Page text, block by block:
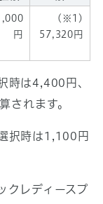
円
(※1)
57,320円
時は4,400円、
されます。
択時は1,100円
レディースプ